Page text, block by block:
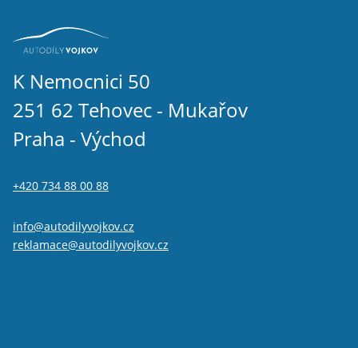
K Nemocnici 50
251 62 Tehovec - Mukařov
Praha - Východ
+420 734 88 00 88
info@autodilyvojkov.cz
reklamace@autodilyvojkov.cz